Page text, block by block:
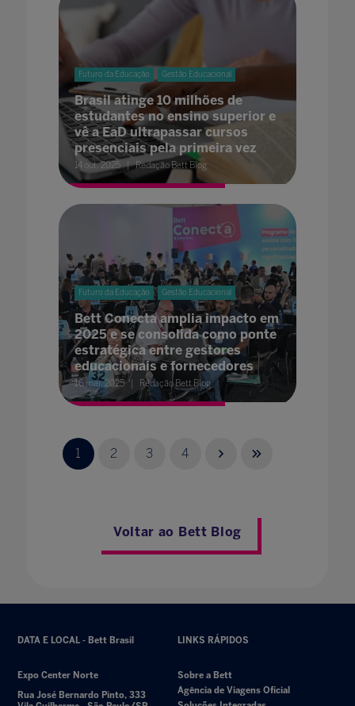
Futuro da Educação Gestão Educacional
Brasil atinge 10 milhões de
estudantes no ensino superior e
vê a EaD ultrapassar cursos
presenciais pela primeira vez
14 out. 2025 Redação Bett Blog
Futuro da Educação Gestão Educacional
Bett Conecta amplia impacto em
2025 e se consolida como ponte
estratégica entre gestores
educacionais e fornecedores
16 mai. 2025 Redação Bett Blog
1 2 3 4
Voltar ao Bett Blog
DATA E LOCAL - Bett Brasil
Expo Center Norte
Rua José Bernardo Pinto, 333
LINKS RÁPIDOS
Sobre a Bett
Agência de Viagens Oficial